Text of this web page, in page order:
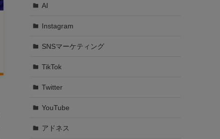
AI
Instagram
SNSマーケティング
TikTok
Twitter
YouTube
アドネス